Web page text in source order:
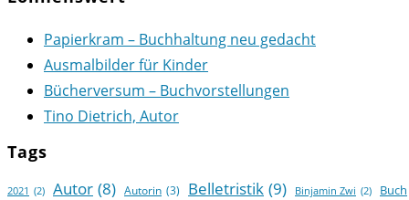
Papierkram – Buchhaltung neu gedacht
Ausmalbilder für Kinder
Bücherversum – Buchvorstellungen
Tino Dietrich, Autor
Tags
2021 (2) Autor (8) Autorin (3) Belletristik (9) Binjamin Zwi (2) Buch